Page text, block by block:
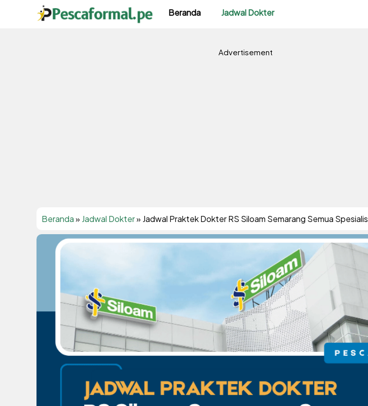
Beranda Jadwal Dokter
Advertisement
Beranda» Jadwal Dokter» Jadwal Praktek Dokter RS Siloam Semarang Semua Spesialis